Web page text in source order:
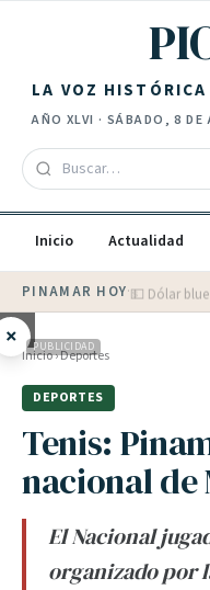
LA VOZ HISTÓRICA
AÑO XLVI · SÁBADO, 8 DE
Inicio Actualidad
PINAMAR HOY·💵 Dólar blue
× PUBLICIDAD
Inicio›Deportes
DEPORTES
Tenis:
nacional de
El Nacional
organizado por